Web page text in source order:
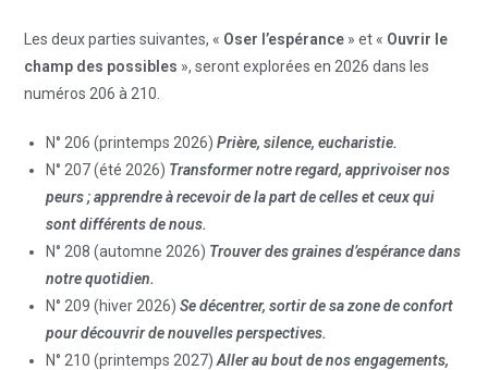
Les deux parties suivantes, « Oser l’espérance » et « Ouvrir le
champ des possibles », seront explorées en 2026 dans les
numéros 206 à 210.
N° 206 (printemps 2026)Prière, silence, eucharistie.
N° 207 (été 2026) Transformer notre regard, apprivoiser nos
peurs ; apprendre à recevoir de la part de celles et ceux qui
sont différents de nous.
N° 208 (automne 2026) Trouver des graines d’espérance dans
notre quotidien.
N° 209 (hiver 2026)Se décentrer, sortir de sa zone de confort
pour découvrir de nouvelles perspectives.
N° 210 (printemps 2027)Aller au bout de nos engagements,